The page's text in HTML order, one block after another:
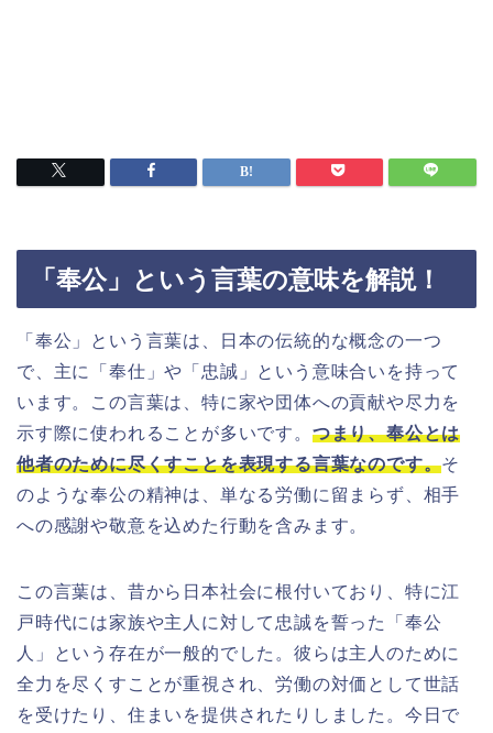
「奉公」という言葉の意味を解説！
「奉公」という言葉は、日本の伝統的な概念の一つ
で、主に「奉仕」や「忠誠」という意味合いを持って
います。この言葉は、特に家や団体への貢献や尽力を
示す際に使われることが多いです。 つまり、奉公とは
他者のために尽くすことを表現する言葉なのです。そ
のような奉公の精神は、単なる労働に留まらず、相手
への感謝や敬意を込めた行動を含みます。
この言葉は、昔から日本社会に根付いており、特に江
戸時代には家族や主人に対して忠誠を誓った「奉公
人」という存在が一般的でした。彼らは主人のために
全力を尽くすことが重視され、労働の対価として世話
を受けたり、住まいを提供されたりしました。今日で